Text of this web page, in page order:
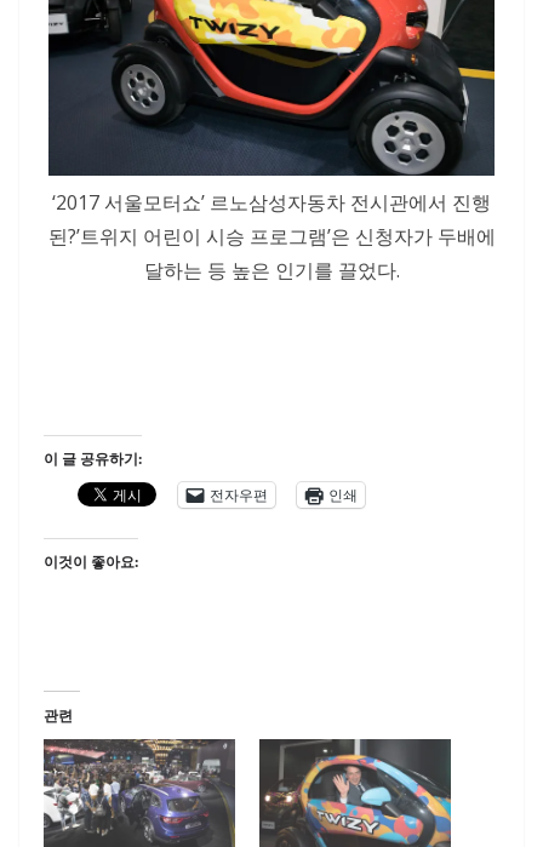
‘2017 서울모터쇼’ 르노삼성자동차 전시관에서 진행
된?’트위지 어린이 시승 프로그램’은 신청자가 두배에
달하는 등 높은 인기를 끌었다.
이 글 공유하기:
전자우편
인쇄
이것이 좋아요:
관련